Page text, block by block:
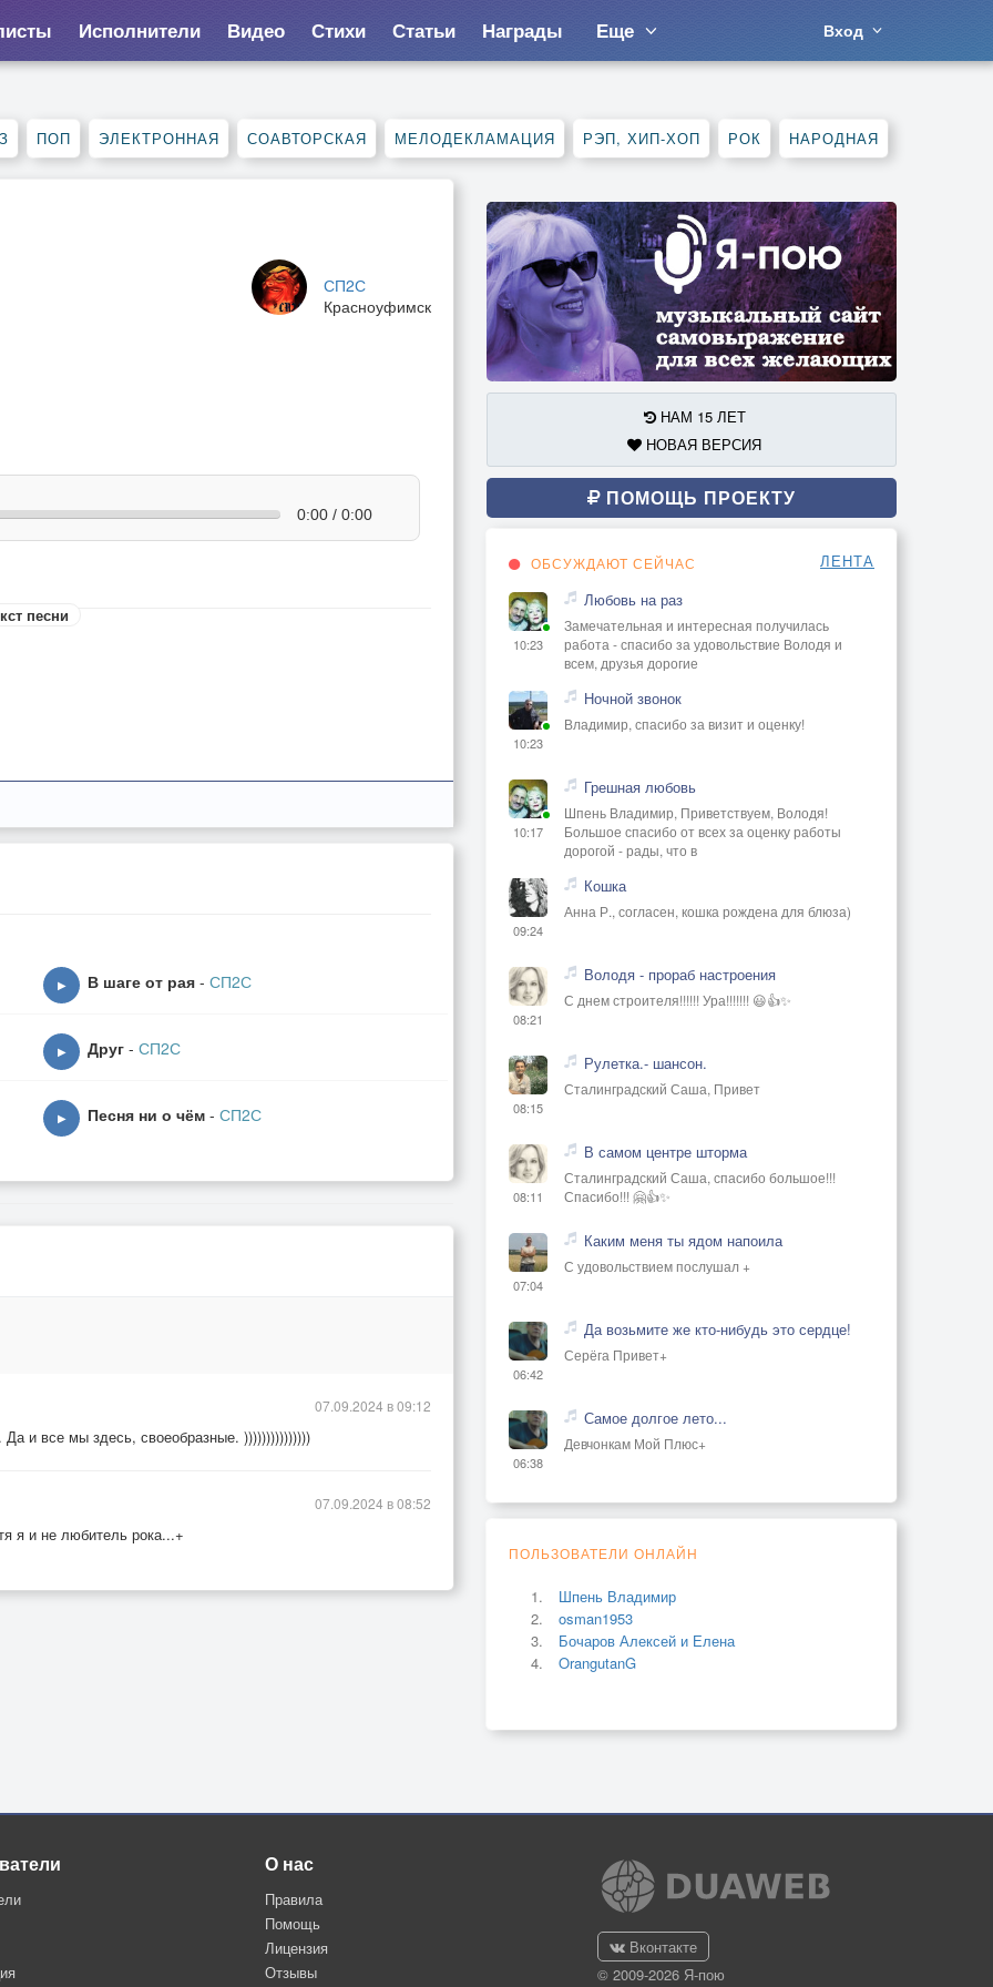
Исполнители Видео Стихи Статьи Награды Еще Вход
ПОП ЭЛЕКТРОННАЯ СОАВТОРСКАЯ МЕЛОДЕКЛАМАЦИЯ РЭП, ХИП-ХОП РОК НАРОДНАЯ
СП2С
Красноуфимск
0:00 / 0:00
песни
▶ В шаге от рая - СП2С
▶ Друг - СП2С
▶ Песня ни о чём - СП2С
и все мы здесь, своеобразные. )))))))))))))))
07.09.2024 в 09:12
я и не любитель рока...+
07.09.2024 в 08:52
НАМ 15 ЛЕТ
НОВАЯ ВЕРСИЯ
ПОМОЩЬ ПРОЕКТУ
ОБСУЖДАЮТ СЕЙЧАС ЛЕНТА
10:23
Любовь на раз
Замечательная и интересная получилась
работа - спасибо за удовольствие Володя и
всем, друзья дорогие
10:23
Ночной звонок
Владимир, спасибо за визит и оценку!
10:17
Грешная любовь
Шпень Владимир, Приветствуем, Володя!
Большое спасибо от всех за оценку работы
дорогой - рады, что в
09:24
Кошка
Анна Р., согласен, кошка рождена для блюза)
08:21
Володя - прораб настроения
С днем строителя!!!!!! Ура!!!!!!! 😃👍✨
08:15
Рулетка.- шансон.
Сталинградский Саша, Привет
08:11
В самом центре шторма
Сталинградский Саша, спасибо большое!!!
Спасибо!!! 🤗👍✨
07:04
Каким меня ты ядом напоила
С удовольствием послушал +
06:42
Да возьмите же кто-нибудь это сердце!
Серёга Привет+
06:38
Самое долгое лето...
Девчонкам Мой Плюс+
ПОЛЬЗОВАТЕЛИ ОНЛАЙН
Шпень Владимир
osman1953
Бочаров Алексей и Елена
OrangutanG
О нас
Правила
Помощь
Лицензия
Отзывы
Вконтакте
© 2009-2026 Я-пою